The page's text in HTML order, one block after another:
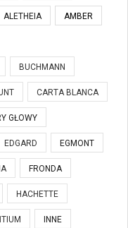
ALETHEIA AMBER
BUCHMANN
CARTA BLANCA
GŁOWY
EDGARD EGMONT
FRONDA
HACHETTE
INNE